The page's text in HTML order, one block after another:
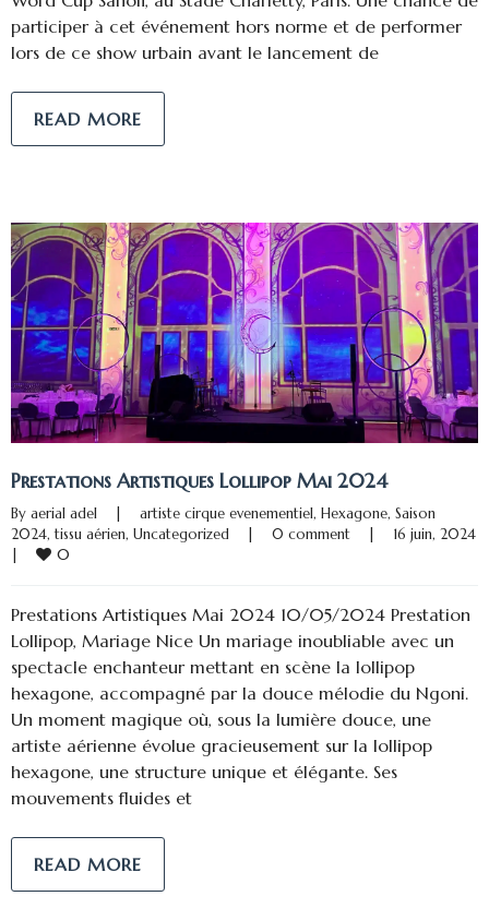
participer à cet événement hors norme et de performer
lors de ce show urbain avant le lancement de
READ MORE
Prestations Artistiques Lollipop Mai 2024
By aerial adel artiste cirque evenementiel, Hexagone, Saison
2024, tissu aérien, Uncategorized 0 comment
0
Prestations Artistiques Mai 2024 10/05/2024 Prestation
Lollipop, Mariage Nice Un mariage inoubliable avec un
spectacle enchanteur mettant en scène la lollipop
hexagone, accompagné par la douce mélodie du Ngoni.
Un moment magique où, sous la lumière douce, une
artiste aérienne évolue gracieusement sur la lollipop
hexagone, une structure unique et élégante. Ses
mouvements fluides et
READ MORE